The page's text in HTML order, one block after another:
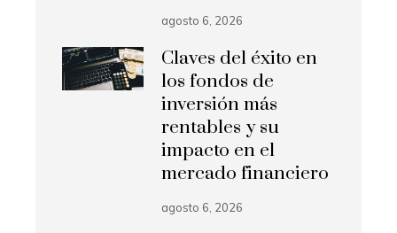
agosto 6, 2026
Claves del éxito en
los fondos de
inversión más
rentables y su
impacto en el
mercado financiero
agosto 6, 2026